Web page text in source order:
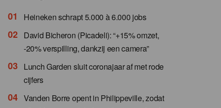
Heineken schrapt 5.000 à 6.000 jobs
David Bicheron (Picadeli): “+15% omzet,
-20% verspilling, dankzij een camera”
Lunch Garden sluit coronajaar af met rode
cijfers
Vanden Borre opent in Philippeville, zodat